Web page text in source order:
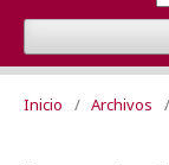
Inicio / Archivos /